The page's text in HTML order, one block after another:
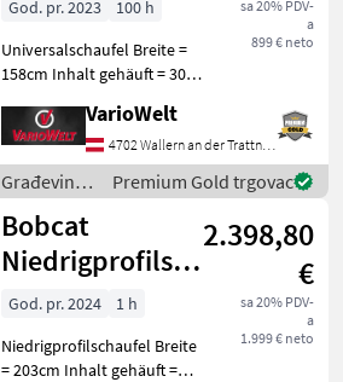
sa 20% PDV-
a
899 € neto
God. pr. 2023
100 h
Universalschaufel Breite =
158cm Inhalt gehäuft = 300l
Građevinski strojevi
Kompaktni utovarivači
VarioWelt
4702 Wallern an der Trattnach
Građevinski
strojevi /
Bobcat
Premium Gold trgovac
Bobcat
Niedrigprofilschaufel
203cm
2.398,80
€
sa 20% PDV-
a
1.999 € neto
God. pr. 2024
1 h
Niedrigprofilschaufel Breite
= 203cm Inhalt gehäuft =